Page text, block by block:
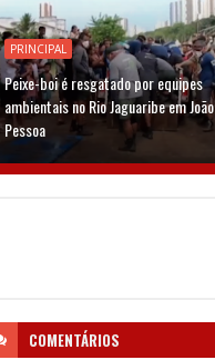
PRINCIPAL
Peixe-boi é resgatado por equipes
ambientais no Rio Jaguaribe em João
Pessoa
COMENTÁRIOS